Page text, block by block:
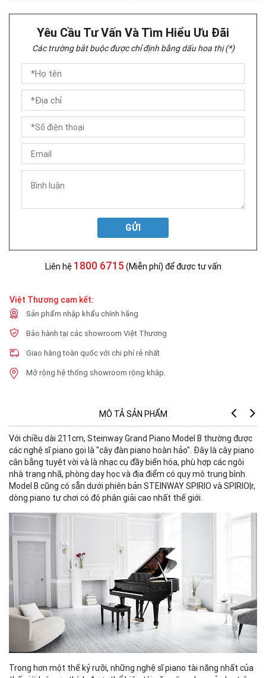
Yêu Cầu Tư Vấn Và Tìm Hiểu Ưu Đãi
Các trường bắt buộc được chỉ định bằng dấu hoa thị (*)
GỬI
Liên hệ 1800 6715 (Miễn phí) để được tư vấn
Việt Thương cam kết:
Sản phẩm nhập khẩu chính hãng
Bảo hành tại các showroom Việt Thương
Giao hàng toàn quốc với chi phí rẻ nhất
Mở rộng hệ thống showroom rộng khắp.
MÔ TẢ SẢN PHẨM
Với chiều dài 211cm, Steinway Grand Piano Model B thường được
các nghệ sĩ piano gọi là "cây đàn piano hoàn hảo". Đây là cây piano
cân bằng tuyệt vời và là nhạc cụ đầy biến hóa, phù hợp các ngôi
nhà trang nhã, phòng dạy học và địa điểm có quy mô trung bình.
Model B cũng có sẵn dưới phiên bản STEINWAY SPIRIO và SPIRIO|r,
dòng piano tự chơi có độ phân giải cao nhất thế giới.
Trong hơn một thế kỷ rưỡi, những nghệ sĩ piano tài năng nhất của